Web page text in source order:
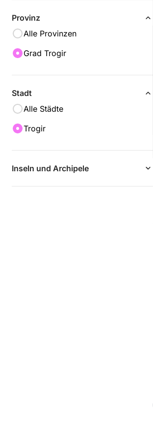
Provinz
Alle Provinzen
Grad Trogir
Stadt
Alle Städte
Trogir
Inseln und Archipele